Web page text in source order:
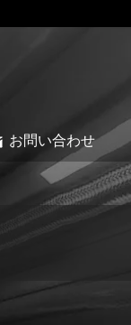
お問い合わせ